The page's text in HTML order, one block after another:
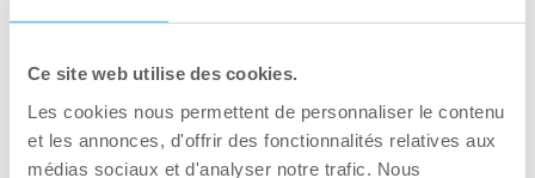
Ce site web utilise des cookies.
Les cookies nous permettent de personnaliser le contenu
et les annonces, d'offrir des fonctionnalités relatives aux
médias sociaux et d'analyser notre trafic. Nous